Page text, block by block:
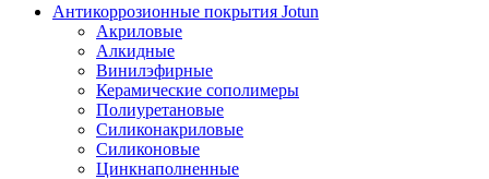
Антикоррозионные покрытия Jotun
Акриловые
Алкидные
Винилэфирные
Керамические сополимеры
Полиуретановые
Силиконакриловые
Силиконовые
Цинкнаполненные